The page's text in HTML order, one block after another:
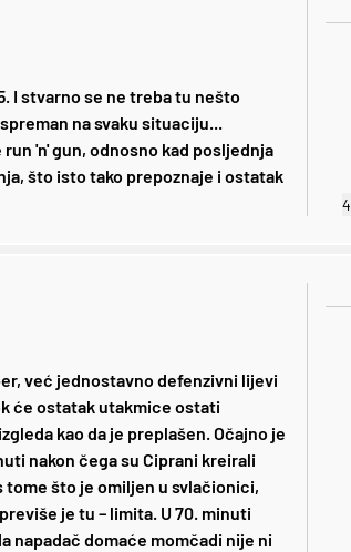
I stvarno se ne treba tu nešto
na svaku situaciju...
'n' gun, odnosno kad posljednja
što isto tako prepoznaje i ostatak
4
već jednostavno defenzivni lijevi
će ostatak utakmice ostati
kao da je preplašen. Očajno je
nakon čega su Ciprani kreirali
tome što je omiljen u svlačionici,
je tu – limita. U 70. minuti
napadač domaće momčadi nije ni